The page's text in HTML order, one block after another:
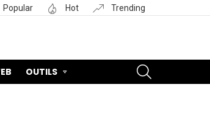
Popular Hot Trending
OUTILS